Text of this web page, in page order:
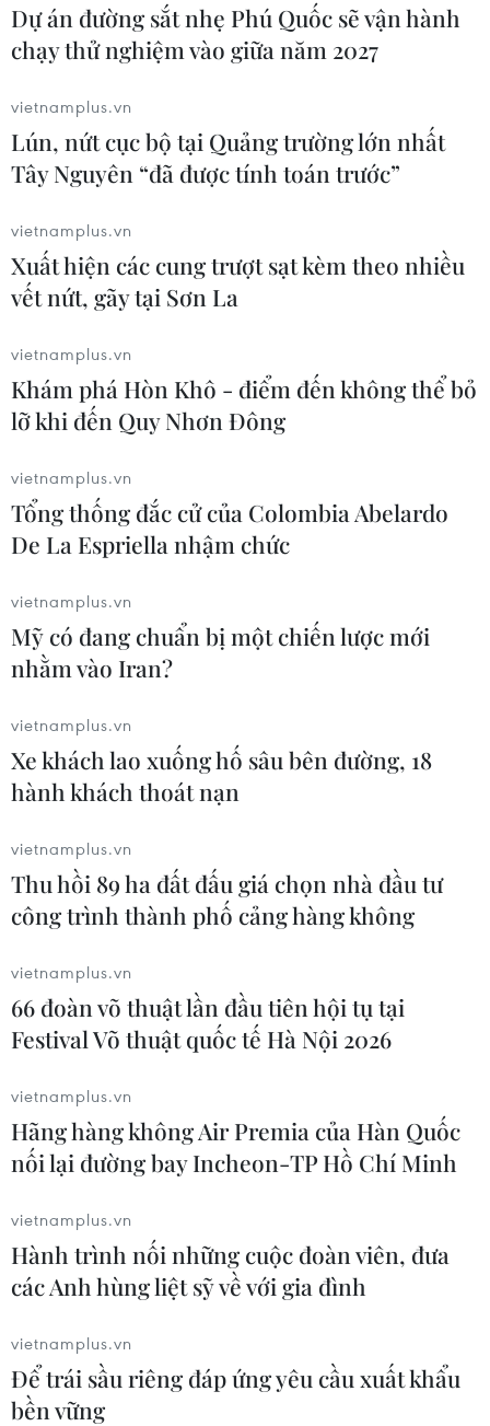
Toàn cảnh sự kiện khai mạc Lễ hội
Hoa Phượng đỏ 2018
12/05/2018 14:41
Tối 12/5, Lễ hội Hoa Phượng Đỏ-Hải Phòng 2018 với chủ
trường Nhà hát thành phố Cảng.
Chủ tịch Quốc hội: Hải Phòng cần giải
quyết "điểm nghẽn" phát triển
Chủ tịch Quốc hội nhấn mạnh, những kết quả trong nửa
đầu của nhiệm kỳ là quan trọng, thời gian tới Hải Phòng
cần nhìn nhận và phát huy những mặt đạt được, không
nên tự thỏa mãn.
Thủ tướng: Hải Phòng phải đi đầu trong
nền kinh tế số của Việt Nam
Dự án đường sắt nhẹ Phú Quốc sẽ vận hành
chạy thử nghiệm vào giữa năm 2027
vietnamplus.vn
Lún, nứt cục bộ tại Quảng trường lớn nhất
Tây Nguyên “đã được tính toán trước”
vietnamplus.vn
Xuất hiện các cung trượt sạt kèm theo nhiều
vết nứt, gãy tại Sơn La
vietnamplus.vn
Khám phá Hòn Khô - điểm đến không thể bỏ
lỡ khi đến Quy Nhơn Đông
vietnamplus.vn
Tổng thống đắc cử của Colombia Abelardo
De La Espriella nhậm chức
vietnamplus.vn
Mỹ có đang chuẩn bị một chiến lược mới
nhằm vào Iran?
vietnamplus.vn
Xe khách lao xuống hố sâu bên đường, 18
hành khách thoát nạn
vietnamplus.vn
Thu hồi 89 ha đất đấu giá chọn nhà đầu tư
công trình thành phố cảng hàng không
vietnamplus.vn
66 đoàn võ thuật lần đầu tiên hội tụ tại
Festival Võ thuật quốc tế Hà Nội 2026
vietnamplus.vn
Hãng hàng không Air Premia của Hàn Quốc
nối lại đường bay Incheon-TP Hồ Chí Minh
vietnamplus.vn
Hành trình nối những cuộc đoàn viên, đưa
các Anh hùng liệt sỹ về với gia đình
vietnamplus.vn
Để trái sầu riêng đáp ứng yêu cầu xuất khẩu
bền vững